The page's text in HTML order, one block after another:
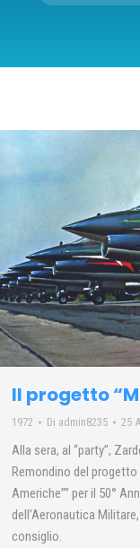
Il progetto
1972 Di admin8235 25
Alla sera, al “party”,
Remondino del progetto
Americhe”” per il 50°
dell’Aeronautica
consiglio.